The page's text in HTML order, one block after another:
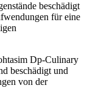
beschädigt
für eine
Dp-Culinary
beschädigt und
von der